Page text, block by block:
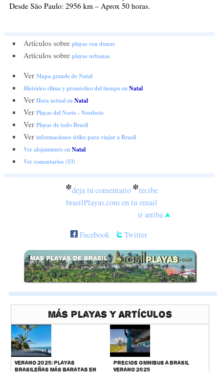
Desde São Paulo: 2956 km – Aprox 50 horas.
Artículos sobre playas con dunas
Artículos sobre playas urbanas
Ver Mapa grande de Natal
Histórico clima y pronóstico del tiempo en Natal
Ver Hora actual en Natal
Ver Playas del Norte - Nordeste
Ver Playas de todo Brasil
Ver informaciones útiles para viajar a Brasil
Ver alojamiento en Natal
Ver comentarios (53)
*deja tu comentario*recibe
brasilPlayas.com en tu email
ir arriba
Facebook
Twitter
Más Playas y Artículos
Verano 2025: Playas
Brasileñas más baratas en
Precios Omnibus a Brasil
Verano 2025